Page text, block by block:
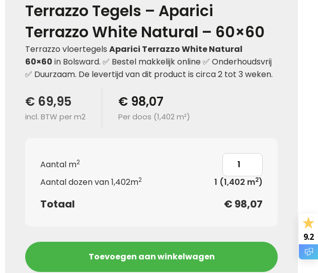
Terrazzo Tegels – Aparici
Terrazzo White Natural – 60×60
Terrazzo vloertegels Aparici Terrazzo White Natural
60×60 in Bolsward. ✅ Bestel makkelijk online ✅ Onderhoudsvrij
✅ Duurzaam. De levertijd van dit product is circa 2 tot 3 weken.
€ 69,95
incl. BTW per m2
€ 98,07
Per doos (1,402 m²)
Aantal m2
Aantal dozen van 1,402m2 1 (1,402 m2)
Totaal € 98,07
Toevoegen aan winkelwagen
9.2